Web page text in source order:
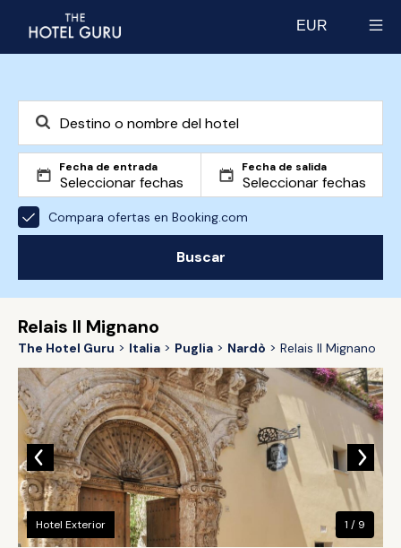
EUR
Fecha de entrada Fecha de salida
Compara ofertas en Booking.com
Buscar
Relais Il Mignano
The Hotel Guru Italia Puglia Nardò Relais Il Mignano
Hotel Exterior 1 / 9